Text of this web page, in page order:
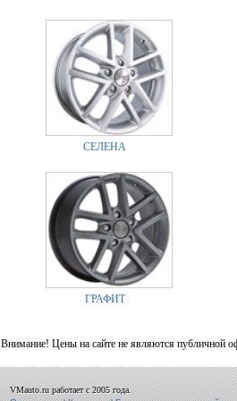
СЕЛЕНА
ГРАФИТ
Внимание! Цены на сайте не являются публичной
VMauto.ru работает с 2005 года.